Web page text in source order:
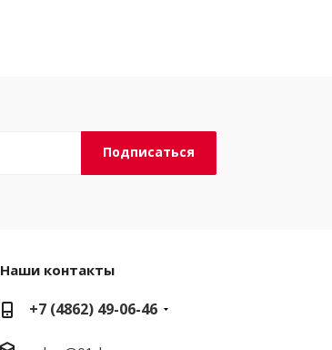
Наши контакты
+7 (4862) 49-06-46